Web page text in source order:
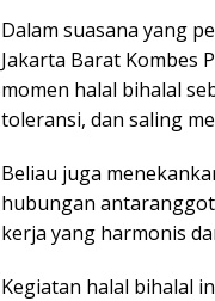
Dalam suasana yang
Jakarta Barat Kombes
momen halal bihalal
toleransi, dan saling
Beliau juga
hubungan
kerja yang harmonis
Kegiatan halal bihalal